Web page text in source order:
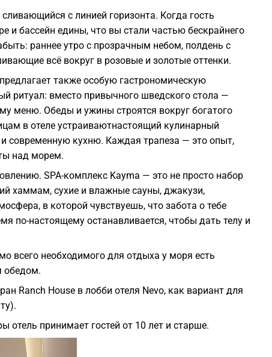
с линией горизонта. Когда гость
и бассейн едины, что вы стали частью бескрайнего
раннее утро с прозрачным небом, полдень с
всё вокруг в розовые и золотые оттенки.
также особую гастрономическую
ритуал: вместо привычного шведского стола —
меню. Обеды и ужины строятся вокруг богатого
в отеле устраиваютнастоящий кулинарный
современную кухню. Каждая трапеза — это опыт,
над морем.
SPA-комплекс Kayma — это не просто набор
хаммам, сухие и влажные сауны, джакузи,
в которой чувствуешь, что забота о тебе
по-настоящему останавливается, чтобы дать телу и
всего необходимого для отдыха у моря есть
обедом.
Ranch House в лобби отеля Nevo, как вариант для
принимает гостей от 10 лет и старше.